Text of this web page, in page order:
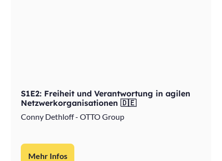
S1E2: Freiheit und Verantwortung in agilen
Netzwerkorganisationen 🇩🇪
Conny Dethloff - OTTO Group
Mehr Infos